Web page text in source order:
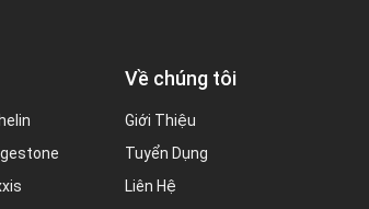
Về chúng tôi
Giới Thiệu
Tuyển Dụng
Liên Hệ